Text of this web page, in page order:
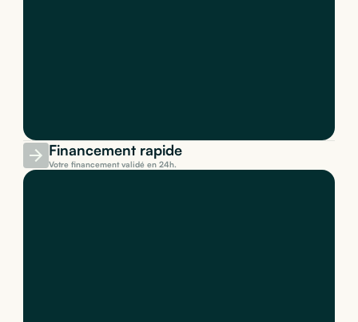
Financement rapide
Votre financement validé en 24h.